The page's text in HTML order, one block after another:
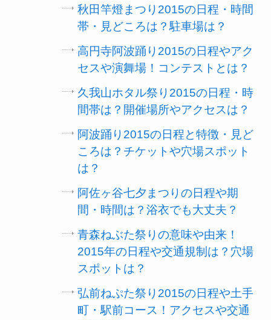
秋田竿燈まつり2015の日程・時間
帯・見どころは？駐車場は？
高円寺阿波踊り2015の日程やアク
セスや演舞場！コンテストとは？
久我山ホタル祭り2015の日程・時
間帯は？開催場所やアクセスは？
阿波踊り2015の日程と特徴・見ど
ころは？チケットや穴場スポット
は？
阿佐ヶ谷七夕まつりの日程や期
間・時間は？浴衣でも大丈夫？
青森ねぶた祭りの意味や由来！
2015年の日程や交通規制は？穴場
スポットは？
弘前ねぷた祭り2015の日程や土手
町・駅前コース！アクセスや交通